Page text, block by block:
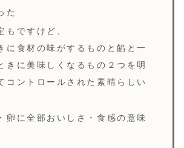
た
もですけど、
に食材の味がするものと餡と一
きに美味しくなるもの２つを明
コントロールされた素晴らしい
卵に全部おいしさ・食感の意味